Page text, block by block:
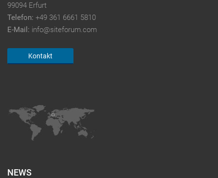
99094 Erfurt
Telefon: +49 361 6661 5810
E-Mail: info@siteforum.com
Kontakt
NEWS